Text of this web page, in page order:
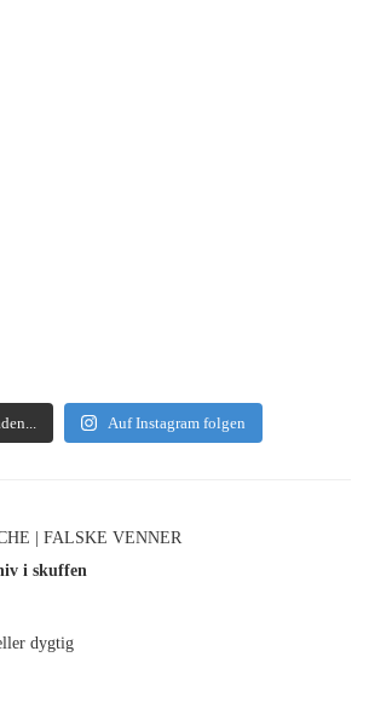
Auf Instagram folgen
| FALSKE VENNER
i skuffen
dygtig